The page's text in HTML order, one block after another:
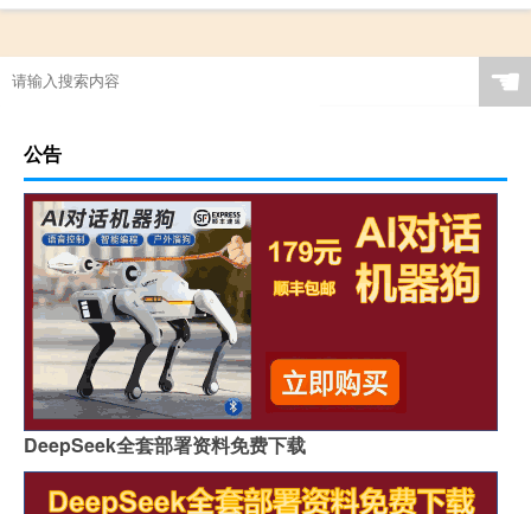
☚
公告
DeepSeek全套部署资料免费下载